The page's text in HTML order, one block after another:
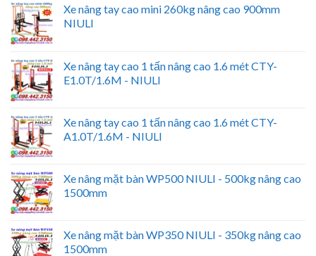
Xe nâng tay cao mini 260kg nâng cao 900mm
NIULI
Xe nâng tay cao 1 tấn nâng cao 1.6 mét CTY-
E1.0T/1.6M - NIULI
Xe nâng tay cao 1 tấn nâng cao 1.6 mét CTY-
A1.0T/1.6M - NIULI
Xe nâng mặt bàn WP500 NIULI - 500kg nâng cao
1500mm
Xe nâng mặt bàn WP350 NIULI - 350kg nâng cao
1500mm